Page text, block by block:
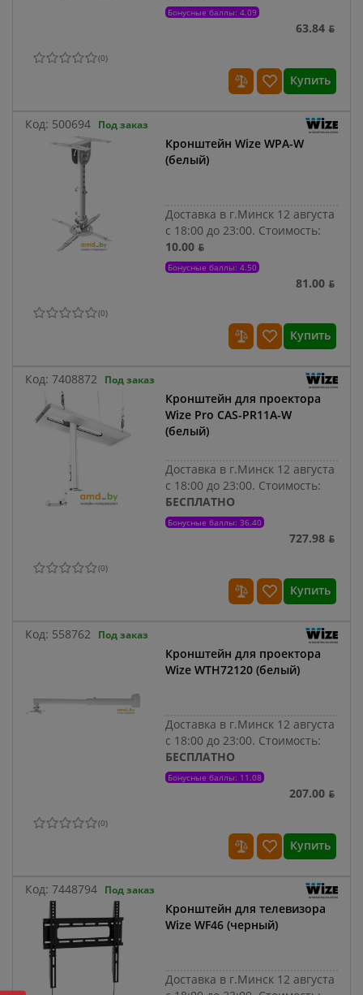
Бонусные баллы: 4.09
63.84 ƃ
(0)
Купить
Код: 500694 Под заказ
Кронштейн Wize WPA-W
(белый)
Доставка в г.Минск 12 августа
с 18:00 до 23:00. Стоимость:
10.00 ƃ
Бонусные баллы: 4.50
81.00 ƃ
(0)
Купить
Код: 7408872 Под заказ
Кронштейн для проектора
Wize Pro CAS-PR11A-W
(белый)
Доставка в г.Минск 12 августа
с 18:00 до 23:00. Стоимость:
БЕСПЛАТНО
Бонусные баллы: 36.40
727.98 ƃ
(0)
Купить
Код: 558762 Под заказ
Кронштейн для проектора
Wize WTH72120 (белый)
Доставка в г.Минск 12 августа
с 18:00 до 23:00. Стоимость:
БЕСПЛАТНО
Бонусные баллы: 11.08
207.00 ƃ
(0)
Купить
Код: 7448794 Под заказ
Кронштейн для телевизора
Wize WF46 (черный)
Доставка в г.Минск 12 августа